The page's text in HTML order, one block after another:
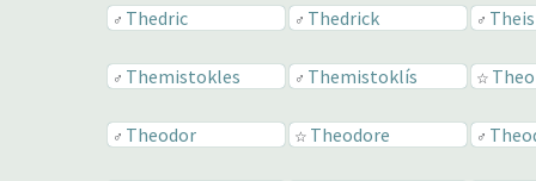
♂ Thedric ♂ Thedrick ♂ Theis
♂ Themistokles ♂ Themistoklís ☆ Theo
♂ Theodor ☆ Theodore ♂